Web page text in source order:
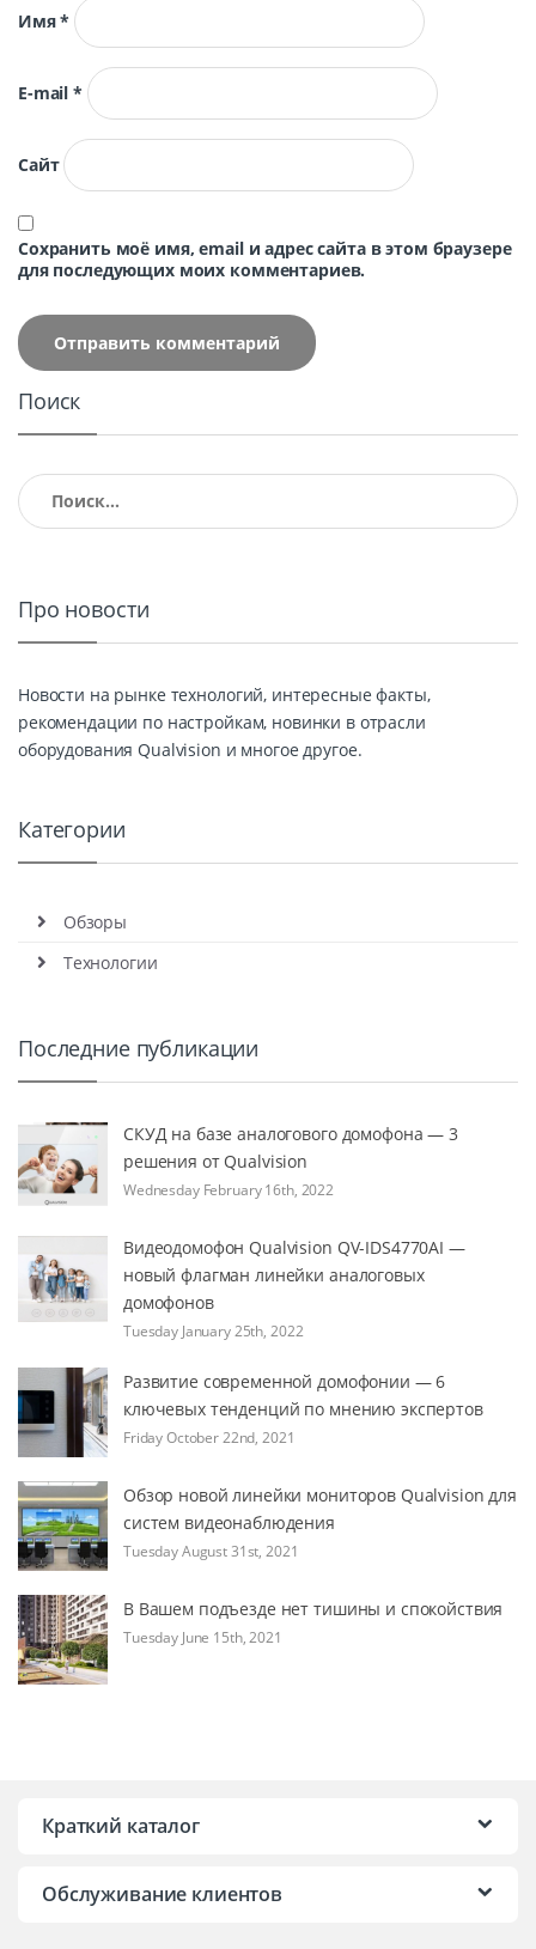
Имя*
E-mail*
Сайт
Сохранить моё имя, email и адрес сайта в этом браузере
для последующих моих комментариев.
Поиск
Найти:
Про новости
Новости на рынке технологий, интересные факты,
рекомендации по настройкам, новинки в отрасли
оборудования Qualvision и многое другое.
Категории
Обзоры
Технологии
Последние публикации
СКУД на базе аналогового домофона — 3
решения от Qualvision
Wednesday February 16th, 2022
Видеодомофон Qualvision QV-IDS4770AI —
новый флагман линейки аналоговых
домофонов
Tuesday January 25th, 2022
Развитие современной домофонии — 6
ключевых тенденций по мнению экспертов
Friday October 22nd, 2021
Обзор новой линейки мониторов Qualvision для
систем видеонаблюдения
Tuesday August 31st, 2021
В Вашем подъезде нет тишины и спокойствия
Tuesday June 15th, 2021
Краткий каталог
Обслуживание клиентов